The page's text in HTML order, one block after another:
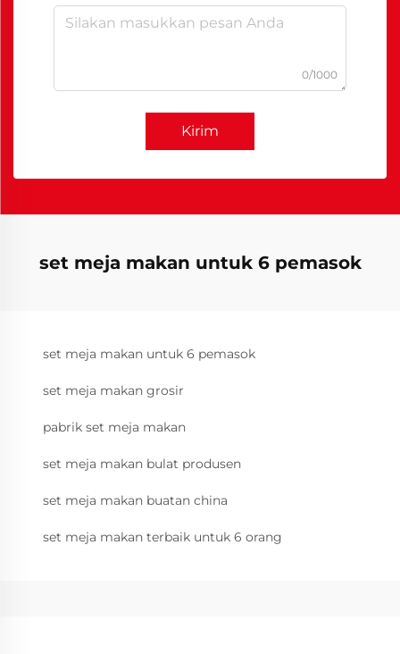
0/1000
Kirim
set meja makan untuk 6 pemasok
set meja makan untuk 6 pemasok
set meja makan grosir
pabrik set meja makan
set meja makan bulat produsen
set meja makan buatan china
set meja makan terbaik untuk 6 orang